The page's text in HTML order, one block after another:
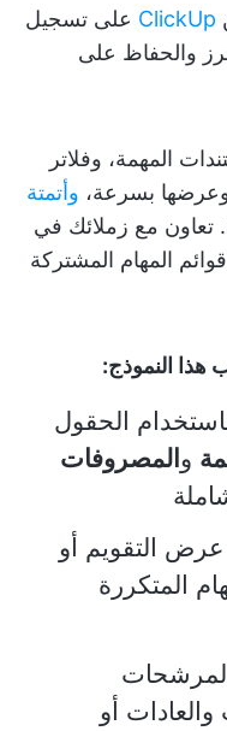
ClickUp على تسجيل
والحفاظ على
المهمة، وفلاتر
وعرضها بسرعة، وأتمتة
تعاون مع زملائك في
المهام المشتركة
هذا النموذج:
الحقول
والمصروفات
التقويم أو
المتكررة
والعادات أو